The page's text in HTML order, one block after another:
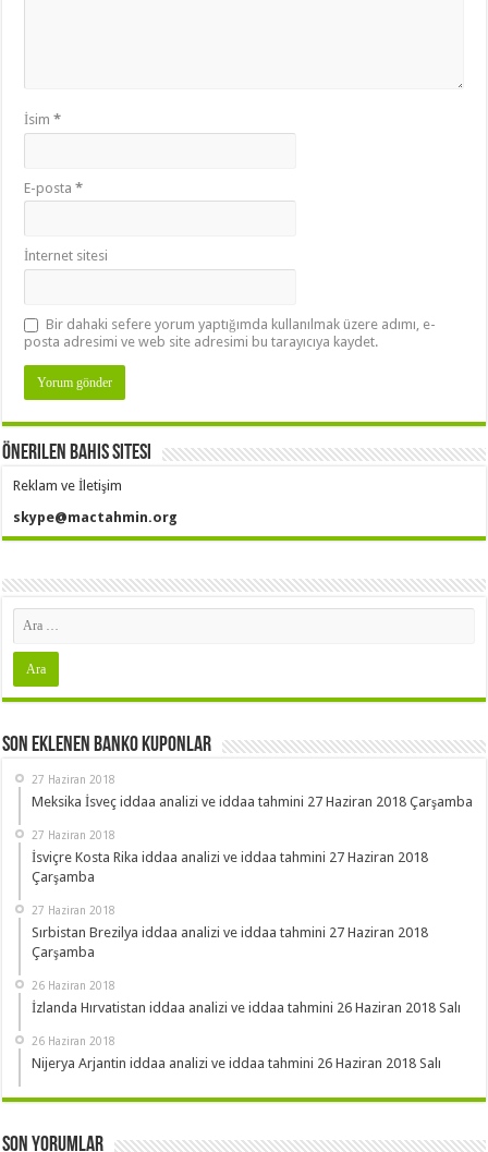
İsim*
E-posta*
İnternet sitesi
Bir dahaki sefere yorum yaptığımda kullanılmak üzere adımı, e-
posta adresimi ve web site adresimi bu tarayıcıya kaydet.
Önerilen Bahis Sitesi
Reklam ve İletişim
skype@mactahmin.org
Son Eklenen Banko Kuponlar
27 Haziran 2018
Meksika İsveç iddaa analizi ve iddaa tahmini 27 Haziran 2018 Çarşamba
27 Haziran 2018
İsviçre Kosta Rika iddaa analizi ve iddaa tahmini 27 Haziran 2018
Çarşamba
27 Haziran 2018
Sırbistan Brezilya iddaa analizi ve iddaa tahmini 27 Haziran 2018
Çarşamba
26 Haziran 2018
İzlanda Hırvatistan iddaa analizi ve iddaa tahmini 26 Haziran 2018 Salı
26 Haziran 2018
Nijerya Arjantin iddaa analizi ve iddaa tahmini 26 Haziran 2018 Salı
Son Yorumlar